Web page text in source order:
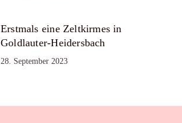
Erstmals eine Zeltkirmes in
Goldlauter-Heidersbach
28. September 2023